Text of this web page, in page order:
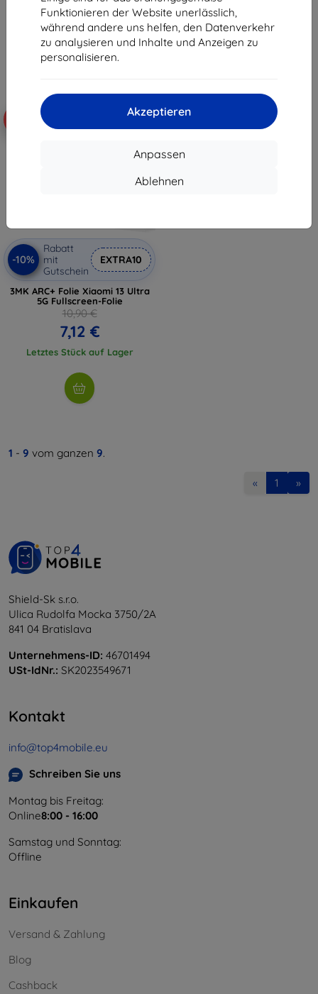
Funktionieren der Website unerlässlich,
während andere uns helfen, den Datenverkehr
zu analysieren und Inhalte und Anzeigen zu
personalisieren.
Akzeptieren
Anpassen
Ablehnen
15,90 €
7,12 €
Letztes Stück auf Lager
7,12 €
Letztes Stück auf Lager
-10%
Rabatt
mit
Gutschein
EXTRA10
3MK ARC+ Folie Xiaomi 13 Ultra
5G Fullscreen-Folie
10,90 €
7,12 €
Letztes Stück auf Lager
1 - 9 vom ganzen 9.
« 1 »
Shield-Sk s.r.o.
Ulica Rudolfa Mocka 3750/2A
841 04 Bratislava
Unternehmens-ID: 46701494
USt-IdNr.: SK2023549671
Kontakt
info@top4mobile.eu
Schreiben Sie uns
Montag bis Freitag:
Online8:00 - 16:00
Samstag und Sonntag:
Offline
Einkaufen
Versand & Zahlung
Blog
Cashback